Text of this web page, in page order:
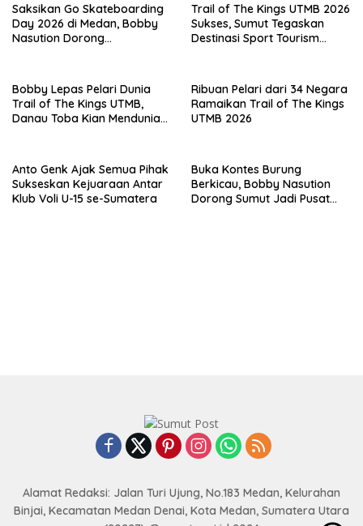
Saksikan Go Skateboarding
Day 2026 di Medan, Bobby
Nasution Dorong
Trail of The Kings UTMB 2026
Sukses, Sumut Tegaskan
Destinasi Sport Tourism
Bobby Lepas Pelari Dunia
Trail of The Kings UTMB,
Danau Toba Kian Mendunia
Ribuan Pelari dari 34 Negara
Ramaikan Trail of The Kings
UTMB 2026
Anto Genk Ajak Semua Pihak
Sukseskan Kejuaraan Antar
Klub Voli U-15 se-Sumatera
Buka Kontes Burung
Berkicau, Bobby Nasution
Dorong Sumut Jadi Pusat
Alamat Redaksi: Jalan Turi Ujung, No.183 Medan, Kelurahan
Binjai, Kecamatan Medan Denai, Kota Medan, Sumatera Utara